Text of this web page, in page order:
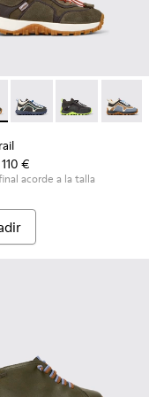
de nobuk y piel
de ante y piel
Botines de ante y piel
002 - Botines de
- K900359-005 -
Drift Trail -Drift Trail -
Drift
€
acorde a la talla